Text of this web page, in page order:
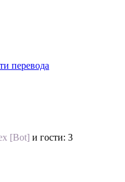
перевода
[Bot] и гости: 3